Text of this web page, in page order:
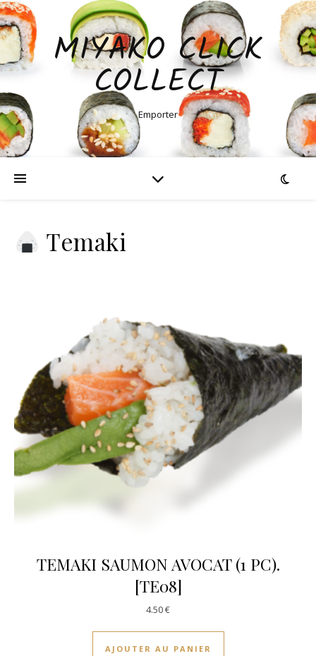
MIYAKO CLICK
COLLECT
Emporter
Temaki
TEMAKI SAUMON AVOCAT (1 PC).
[TE08]
4.50€
AJOUTER AU PANIER